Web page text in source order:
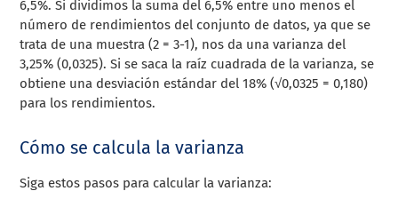
6,5%. Si dividimos la suma del 6,5% entre uno menos el
número de rendimientos del conjunto de datos, ya que se
trata de una muestra (2 = 3-1), nos da una varianza del
3,25% (0,0325). Si se saca la raíz cuadrada de la varianza, se
obtiene una desviación estándar del 18% (√0,0325 = 0,180)
para los rendimientos.
Cómo se calcula la varianza
Siga estos pasos para calcular la varianza: